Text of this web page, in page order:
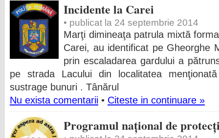
Incidente la Carei
• publicat la 24 septembrie 2014
Marţi dimineaţa patrula mixtă
Carei, au identificat pe Gheorghe
prin escaladarea gardului a
pe strada Lacului din localitatea
sustrage bunuri . Tânărul
Nu exista comentarii • Citeste in continuare »
Programul național de